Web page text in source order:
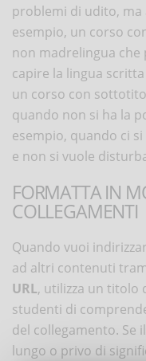
problemi di udito,
esempio, un corso
non madrelingua
capire la lingua
un corso con
quando non si ha la
esempio, quando ci
e non si vuole
FORMATTA IN
COLLEGAMENTI
Quando vuoi
ad altri contenuti
URL, utilizza un titolo
studenti di
del collegamento. Se
lungo o privo di